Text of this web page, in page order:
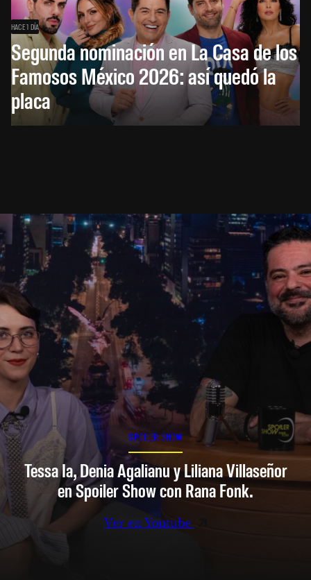
HACE 1 DÍA
Segunda nominación en La Casa de los
Famosos México 2026: así quedó la
placa
SPOILER SHOW
Tessa Ia, Denia Agalianu y Liliana Villaseñor
en Spoiler Show con Rana Fonk.
Ver en Youtube